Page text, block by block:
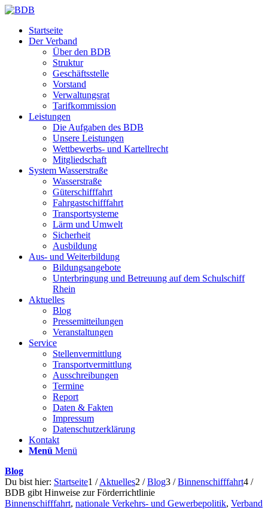
Startseite
Der Verband
Über den BDB
Struktur
Geschäftsstelle
Vorstand
Verwaltungsrat
Tarifkommission
Leistungen
Die Aufgaben des BDB
Unsere Leistungen
Wettbewerbs- und Kartellrecht
Mitgliedschaft
System Wasserstraße
Wasserstraße
Güterschifffahrt
Fahrgastschifffahrt
Transportsysteme
Lärm und Umwelt
Sicherheit
Ausbildung
Aus- und Weiterbildung
Bildungsangebote
Unterbringung und Betreuung auf dem Schulschiff
Rhein
Aktuelles
Blog
Pressemitteilungen
Veranstaltungen
Service
Stellenvermittlung
Transportvermittlung
Ausschreibungen
Termine
Report
Daten & Fakten
Impressum
Datenschutzerklärung
Kontakt
Menü Menü
Blog
Du bist hier: Startseite1 / Aktuelles2 / Blog3 / Binnenschifffahrt4 /
BDB gibt Hinweise zur Förderrichtlinie
Binnenschifffahrt, nationale Verkehrs- und Gewerbepolitik, Verband